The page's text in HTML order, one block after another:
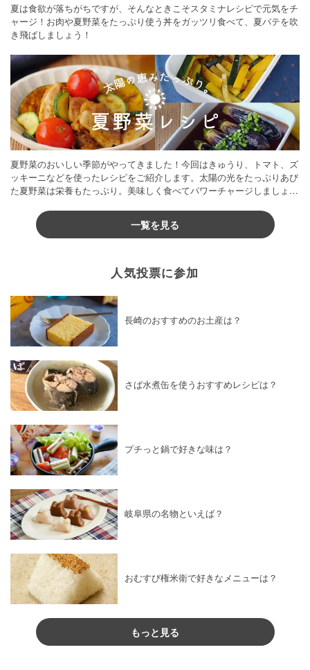
夏は食欲が落ちがちですが、そんなときこそスタミナレシピで元気をチ
ャージ！お肉や夏野菜をたっぷり使う丼をガッツリ食べて、夏バテを吹
き飛ばしましょう！
夏野菜のおいしい季節がやってきました！今回はきゅうり、トマト、ズ
ッキーニなどを使ったレシピをご紹介します。太陽の光をたっぷりあび
た夏野菜は栄養もたっぷり。美味しく食べてパワーチャージしましょう
一覧を見る
人気投票に参加
長崎のおすすめのお土産は？
さば水煮缶を使うおすすめレシピは？
プチっと鍋で好きな味は？
岐阜県の名物といえば？
おむすび権米衛で好きなメニューは？
もっと見る